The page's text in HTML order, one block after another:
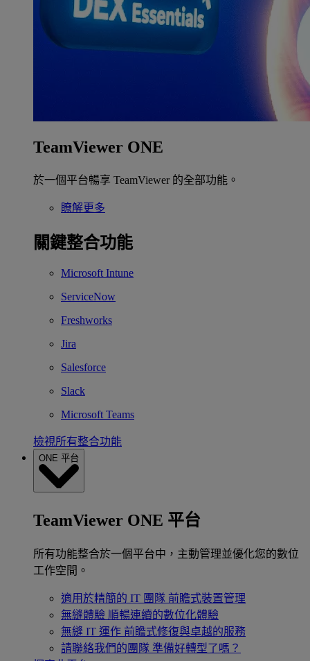
TeamViewer ONE
於一個平台暢享 TeamViewer 的全部功能。
瞭解更多
關鍵整合功能
Microsoft Intune
ServiceNow
Freshworks
Jira
Salesforce
Slack
Microsoft Teams
檢視所有整合功能
ONE 平台
TeamViewer ONE 平台
所有功能整合於一個平台中，主動管理並優化您的數位
工作空間。
適用於精簡的 IT 團隊 前瞻式裝置管理
無縫體驗 順暢連續的數位化體驗
無縫 IT 運作 前瞻式修復與卓越的服務
請聯絡我們的團隊 準備好轉型了嗎？